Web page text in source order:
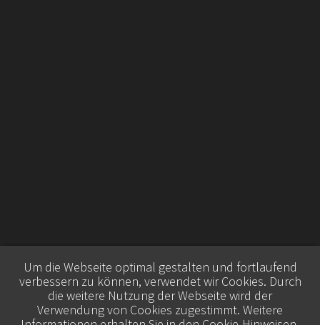
Um die Webseite optimal gestalten und fortlaufend
verbessern zu können, verwendet wir Cookies. Durch
die weitere Nutzung der Webseite wird der
Verwendung von Cookies zugestimmt. Weitere